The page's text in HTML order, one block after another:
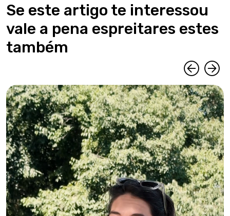
Se este artigo te interessou
vale a pena espreitares estes
também